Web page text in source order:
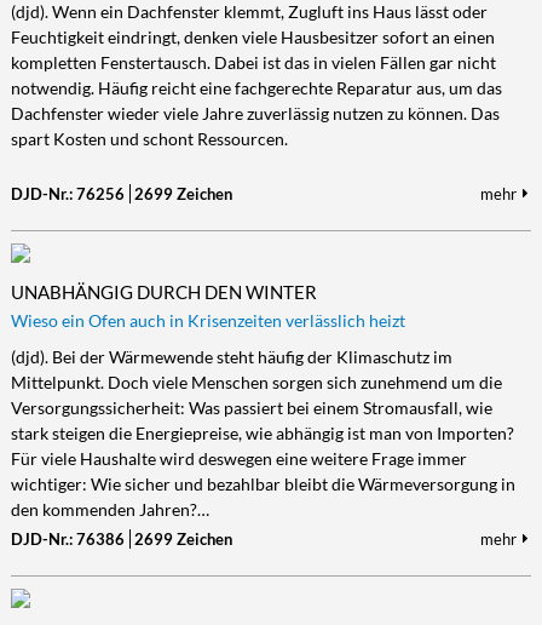
(djd). Wenn ein Dachfenster klemmt, Zugluft ins Haus lässt oder
Feuchtigkeit eindringt, denken viele Hausbesitzer sofort an einen
kompletten Fenstertausch. Dabei ist das in vielen Fällen gar nicht
notwendig. Häufig reicht eine fachgerechte Reparatur aus, um das
Dachfenster wieder viele Jahre zuverlässig nutzen zu können. Das
spart Kosten und schont Ressourcen.
DJD-Nr.: 76256 2699 Zeichen mehr
UNABHÄNGIG DURCH DEN WINTER
Wieso ein Ofen auch in Krisenzeiten verlässlich heizt
(djd). Bei der Wärmewende steht häufig der Klimaschutz im
Mittelpunkt. Doch viele Menschen sorgen sich zunehmend um die
Versorgungssicherheit: Was passiert bei einem Stromausfall, wie
stark steigen die Energiepreise, wie abhängig ist man von Importen?
Für viele Haushalte wird deswegen eine weitere Frage immer
wichtiger: Wie sicher und bezahlbar bleibt die Wärmeversorgung in
den kommenden Jahren?…
DJD-Nr.: 76386 2699 Zeichen mehr